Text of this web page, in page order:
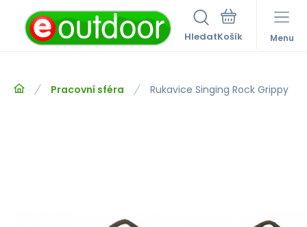
Hledat Menu
Pracovní sféra Rukavice Singing Rock Grippy